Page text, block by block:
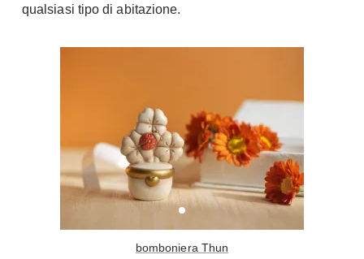
qualsiasi tipo di abitazione.
bomboniera Thun